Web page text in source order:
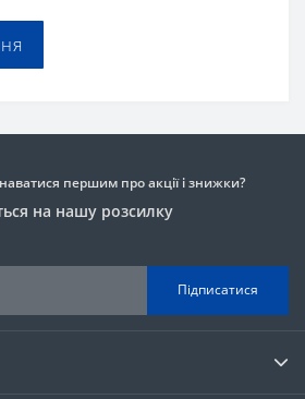
першим про акції і знижки?
на нашу розсилку
Підписатися